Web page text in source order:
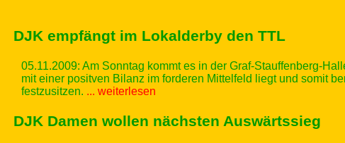
DJK empfängt im Lokalderby den TTL
05.11.2009: Am Sonntag kommt es in der Graf-Stauffenberg-
mit einer positven Bilanz im forderen Mittelfeld liegt und somit
festzusitzen. ... weiterlesen
DJK Damen wollen nächsten Auswärtssieg